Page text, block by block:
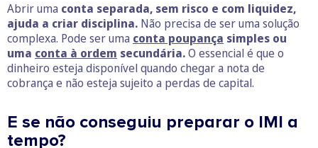
Abrir uma conta separada, sem risco e com liquidez,
ajuda a criar disciplina. Não precisa de ser uma solução
complexa. Pode ser uma conta poupança simples ou
uma conta à ordem secundária.O essencial é que o
dinheiro esteja disponível quando chegar a nota de
cobrança e não esteja sujeito a perdas de capital.
E se não conseguiu preparar o IMI a
tempo?